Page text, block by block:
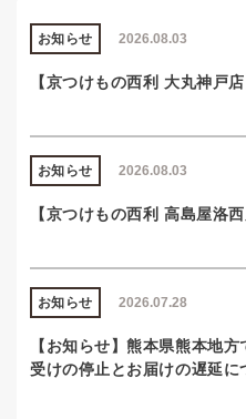
2026.08.03
お知らせ
【京つけもの西利 大丸神戸
2026.08.03
お知らせ
【京つけもの西利 高島屋洛
2026.07.28
お知らせ
【お知らせ】熊本県熊本地
受けの停止とお届けの遅延に